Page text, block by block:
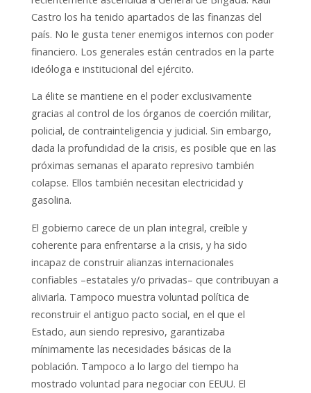
Castro los ha tenido apartados de las finanzas del
país. No le gusta tener enemigos internos con poder
financiero. Los generales están centrados en la parte
ideóloga e institucional del ejército.
La élite se mantiene en el poder exclusivamente
gracias al control de los órganos de coerción militar,
policial, de contrainteligencia y judicial. Sin embargo,
dada la profundidad de la crisis, es posible que en las
próximas semanas el aparato represivo también
colapse. Ellos también necesitan electricidad y
gasolina.
El gobierno carece de un plan integral, creíble y
coherente para enfrentarse a la crisis, y ha sido
incapaz de construir alianzas internacionales
confiables –estatales y/o privadas– que contribuyan a
aliviarla. Tampoco muestra voluntad política de
reconstruir el antiguo pacto social, en el que el
Estado, aun siendo represivo, garantizaba
mínimamente las necesidades básicas de la
población. Tampoco a lo largo del tiempo ha
mostrado voluntad para negociar con EEUU. El